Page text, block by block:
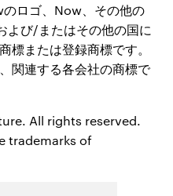
ロゴ、Now、その他の
よび/またはその他の国に
または登録商標です。
関連する各会社の商標で
All rights reserved.
trademarks of